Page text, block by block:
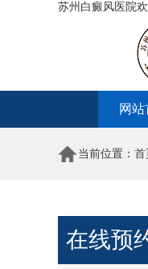
苏州白癜风医院欢
网站
当前位置： 首
在线预